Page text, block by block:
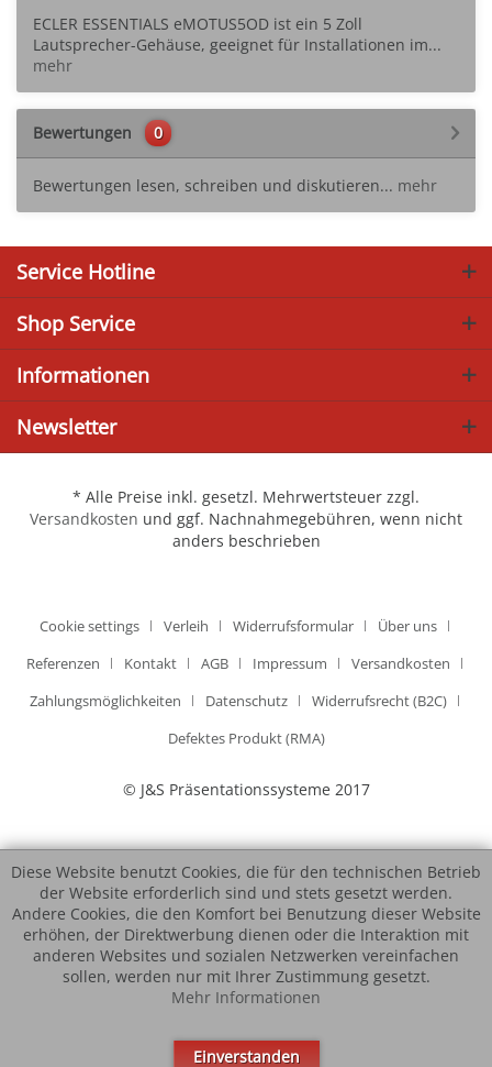
ECLER ESSENTIALS eMOTUS5OD ist ein 5 Zoll
Lautsprecher-Gehäuse, geeignet für Installationen im...
mehr
Bewertungen 0
Bewertungen lesen, schreiben und diskutieren... mehr
Service Hotline
Shop Service
Informationen
Newsletter
* Alle Preise inkl. gesetzl. Mehrwertsteuer zzgl.
Versandkosten und ggf. Nachnahmegebühren, wenn nicht
anders beschrieben
Cookie settings Verleih Widerrufsformular
Über uns
Referenzen
Kontakt AGB Impressum
Versandkosten
Zahlungsmöglichkeiten
Datenschutz
Widerrufsrecht (B2C)
Defektes Produkt (RMA)
© J&S Präsentationssysteme 2017
Diese Website benutzt Cookies, die für den technischen Betrieb
der Website erforderlich sind und stets gesetzt werden.
Andere Cookies, die den Komfort bei Benutzung dieser Website
erhöhen, der Direktwerbung dienen oder die Interaktion mit
anderen Websites und sozialen Netzwerken vereinfachen
sollen, werden nur mit Ihrer Zustimmung gesetzt.
Mehr Informationen
Einverstanden